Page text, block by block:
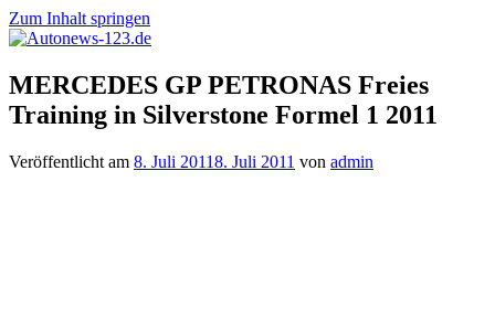
Zum Inhalt springen
Autonews-
123.de
Autonews
mit
Charme
MERCEDES GP PETRONAS Freies
Training in Silverstone Formel 1 2011
Veröffentlicht am 8. Juli 20118. Juli 2011 von admin